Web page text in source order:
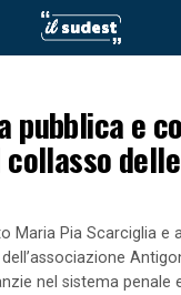
pubblica e
collasso
Maria Pia Scarciglia e
nel sistema penale